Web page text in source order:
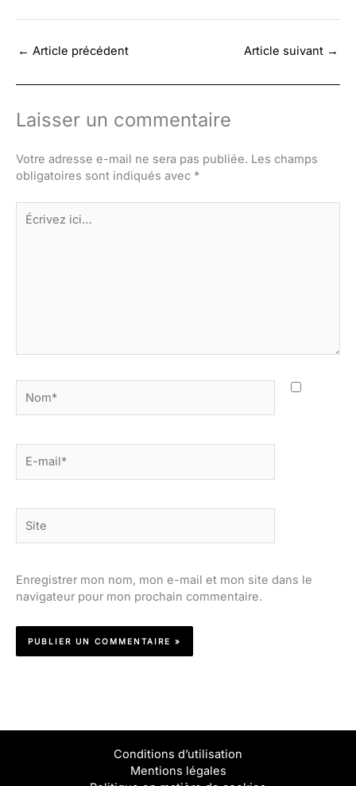
← Article précédent Article suivant →
Laisser un commentaire
Votre adresse e-mail ne sera pas publiée. Les champs
obligatoires sont indiqués avec *
Écrivez
ici…
mail*
Enregistrer mon nom, mon e-mail et mon site dans le
navigateur pour mon prochain commentaire.
Conditions d’utilisation
Mentions légales